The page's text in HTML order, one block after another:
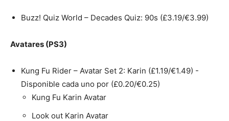
Buzz! Quiz World – Decades Quiz: 90s (£3.19/€3.99)
Avatares (PS3)
Kung Fu Rider – Avatar Set 2: Karin (£1.19/€1.49) -
Disponible cada uno por (£0.20/€0.25)
Kung Fu Karin Avatar
Look out Karin Avatar